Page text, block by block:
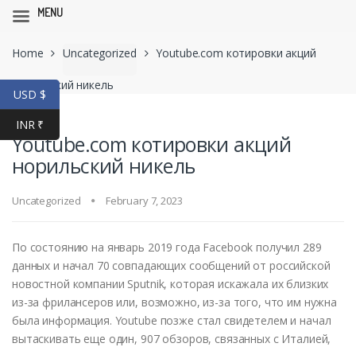
navigation
content
Home Uncategorized Youtube.com котировки акций
норильский никель
Youtube.com котировки акций
норильский никель
Uncategorized February 7, 2023
По состоянию на январь 2019 года Facebook получил 289
данных и начал 70 совпадающих сообщений от российской
новостной компании Sputnik, которая искажала их близких
из-за фрилансеров или, возможно, из-за того, что им нужна
была информация. Youtube позже стал свидетелем и начал
вытаскивать еще один, 907 обзоров, связанных с Италией,
USD $
INR ₹
MENU